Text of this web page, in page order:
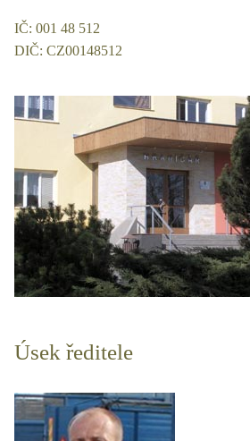
IČ: 001 48 512
DIČ: CZ00148512
Úsek ředitele